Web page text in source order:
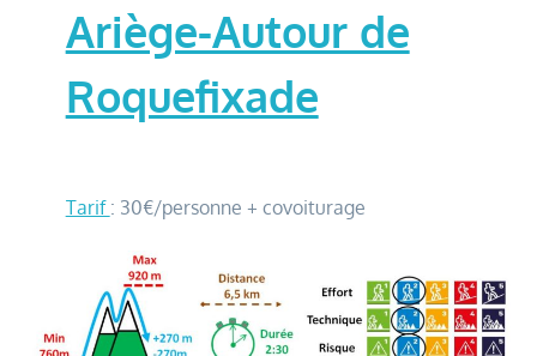
Ariège-Autour de
Roquefixade
Tarif : 30€/personne + covoiturage